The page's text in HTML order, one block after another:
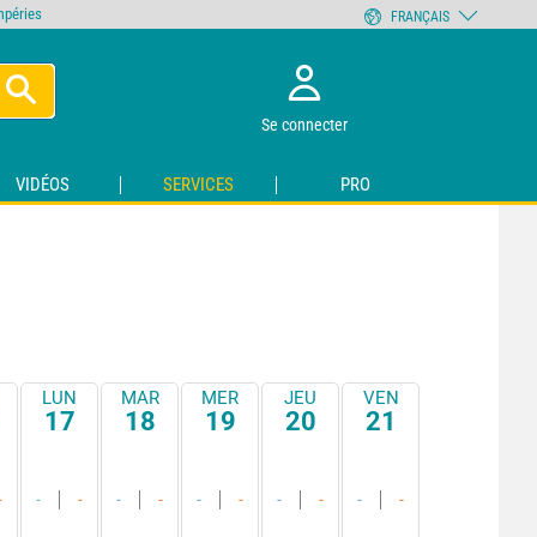
Se connecter
VIDÉOS SERVICES PRO
LUN
17
- -
MAR
18
- -
MER
19
- -
JEU
20
- -
VEN
21
- -
FRANÇAIS